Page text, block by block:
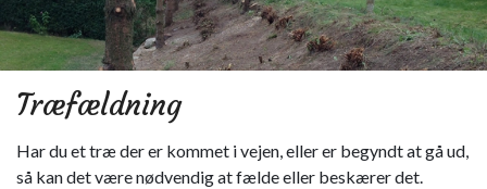
Træfældning
Har du et træ der er kommet i vejen, eller er begyndt at gå ud,
så kan det være nødvendig at fælde eller beskærer det.